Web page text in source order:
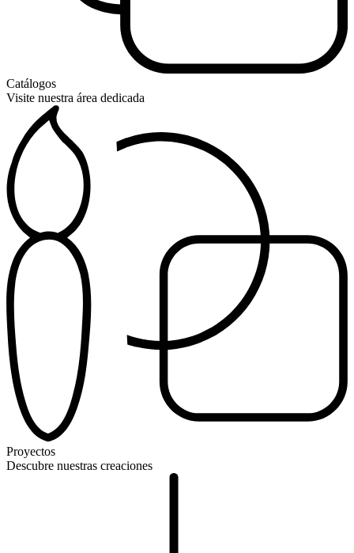
Catálogos
Visite nuestra área dedicada
Proyectos
Descubre nuestras creaciones